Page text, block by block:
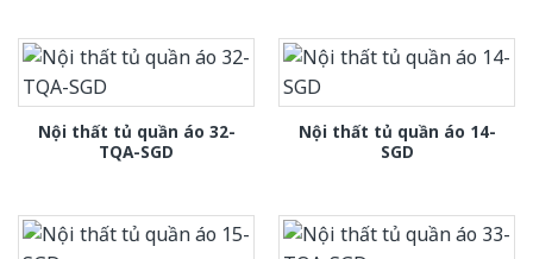
Nội thất tủ quần áo 32-
TQA-SGD
Nội thất tủ quần áo 14-
SGD